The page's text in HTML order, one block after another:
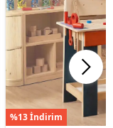
%13 İndirim